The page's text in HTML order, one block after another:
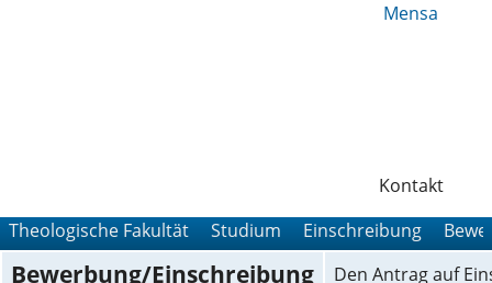
Mensa
Kontakt
Theologische Fakultät
Studium Einschreibung
Bewerbung/Einschreibung
Den Antrag auf